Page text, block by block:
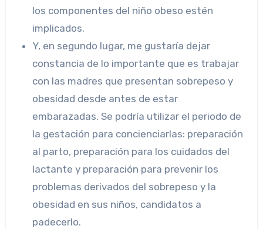
los componentes del niño obeso estén
implicados.
Y, en segundo lugar, me gustaría dejar
constancia de lo importante que es trabajar
con las madres que presentan sobrepeso y
obesidad desde antes de estar
embarazadas. Se podría utilizar el periodo de
la gestación para concienciarlas: preparación
al parto, preparación para los cuidados del
lactante y preparación para prevenir los
problemas derivados del sobrepeso y la
obesidad en sus niños, candidatos a
padecerlo.